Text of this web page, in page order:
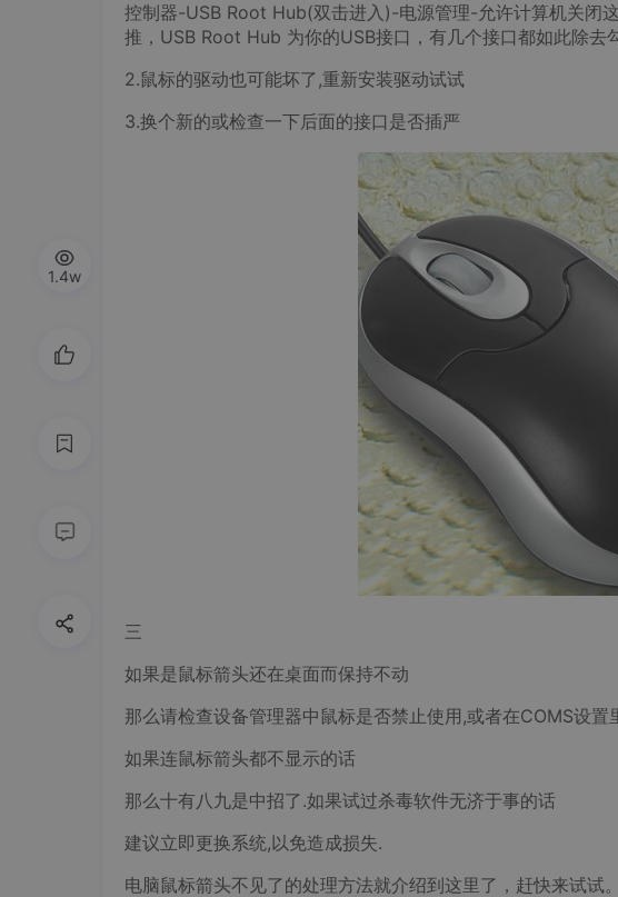
控制器-USB Root Hub(双击进入)-电源管理-允许计算机关闭
推，USB Root Hub 为你的USB接口，有几个接口都如此除去
2.鼠标的驱动也可能坏了,重新安装驱动试试
3.换个新的或检查一下后面的接口是否插严
三
如果是鼠标箭头还在桌面而保持不动
那么请检查设备管理器中鼠标是否禁止使用,或者在COMS设置
如果连鼠标箭头都不显示的话
那么十有八九是中招了.如果试过杀毒软件无济于事的话
建议立即更换系统,以免造成损失.
电脑鼠标箭头不见了的处理方法就介绍到这里了，赶快来试试。
1.4w